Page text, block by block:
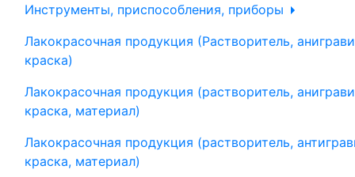
Инструменты, приспособления, приборы
Лакокрасочная продукция (Растворитель,
краска)
Лакокрасочная продукция (растворитель,
краска, материал)
Лакокрасочная продукция (растворитель,
краска, материал)